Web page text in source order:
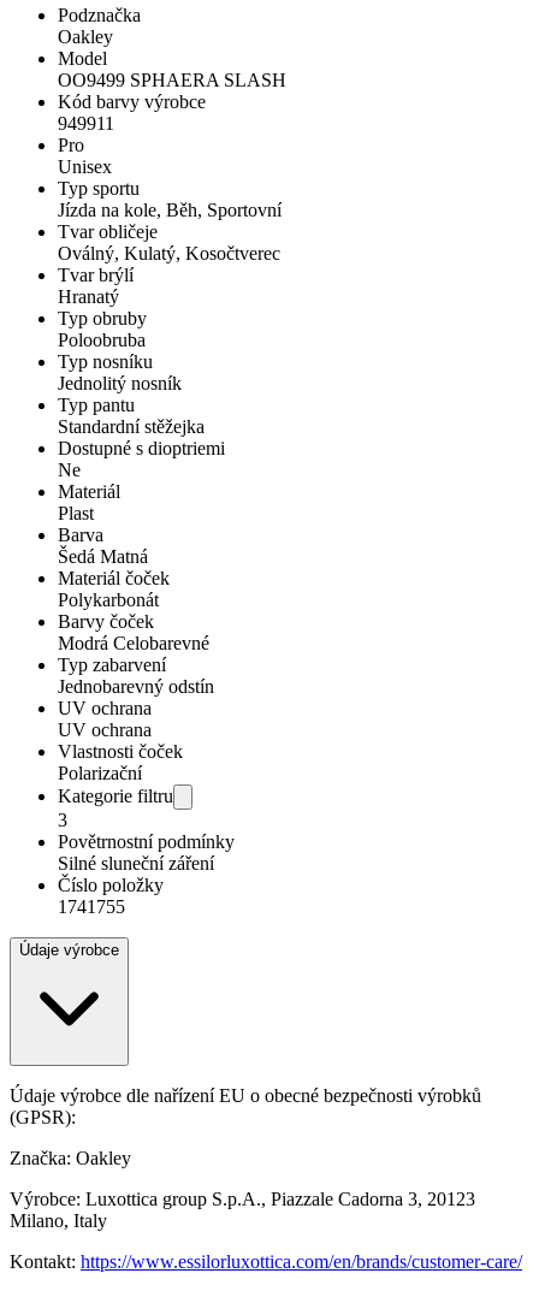
Podznačka
Oakley
Model
OO9499 SPHAERA SLASH
Kód barvy výrobce
949911
Pro
Unisex
Typ sportu
Jízda na kole, Běh, Sportovní
Tvar obličeje
Oválný, Kulatý, Kosočtverec
Tvar brýlí
Hranatý
Typ obruby
Poloobruba
Typ nosníku
Jednolitý nosník
Typ pantu
Standardní stěžejka
Dostupné s dioptriemi
Ne
Materiál
Plast
Barva
Šedá Matná
Materiál čoček
Polykarbonát
Barvy čoček
Modrá Celobarevné
Typ zabarvení
Jednobarevný odstín
UV ochrana
UV ochrana
Vlastnosti čoček
Polarizační
Kategorie filtru
3
Povětrnostní podmínky
Silné sluneční záření
Číslo položky
1741755
Údaje výrobce
Údaje výrobce dle nařízení EU o obecné bezpečnosti výrobků
(GPSR):
Značka: Oakley
Výrobce: Luxottica group S.p.A., Piazzale Cadorna 3, 20123
Milano, Italy
Kontakt: https://www.essilorluxottica.com/en/brands/customer-care/